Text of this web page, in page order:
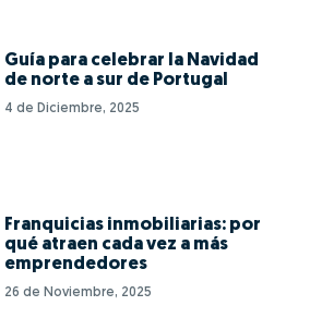
Guía para celebrar la Navidad
de norte a sur de Portugal
4 de Diciembre, 2025
Franquicias inmobiliarias: por
qué atraen cada vez a más
emprendedores
26 de Noviembre, 2025